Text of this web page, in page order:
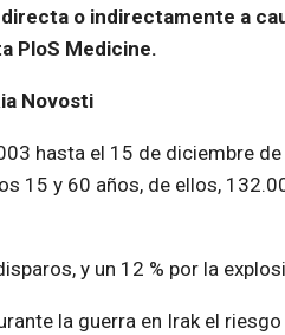
o indirectamente a
PloS Medicine.
Novosti
hasta el 15 de diciembre
15 y 60 años, de ellos,
y un 12 % por la
la guerra en Irak el